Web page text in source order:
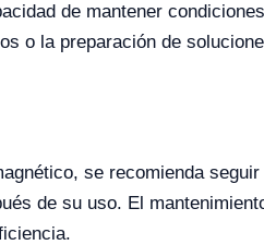
de mantener
o la preparación de
se recomienda
de su uso. El